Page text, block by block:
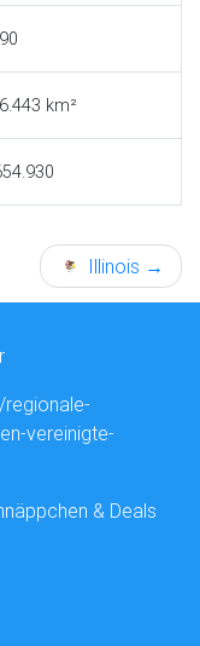
km²
Illinois →
vereinigte-
& Deals